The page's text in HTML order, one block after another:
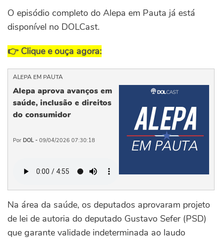
O episódio completo do Alepa em Pauta já está
disponível no DOLCast.
👉 Clique e ouça agora:
ALEPA EM PAUTA
Alepa aprova avanços em
saúde, inclusão e direitos
do consumidor
Por DOL - 09/04/2026 07:30:18
Na área da saúde, os deputados aprovaram projeto
de lei de autoria do deputado Gustavo Sefer (PSD)
que garante validade indeterminada ao laudo